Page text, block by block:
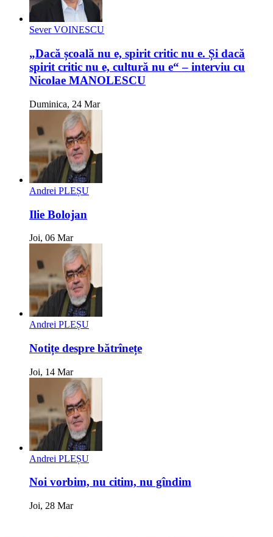
Sever VOINESCU
„Dacă școală nu e, spirit critic nu e. Și dacă
spirit critic nu e, cultură nu e“ – interviu cu
Nicolae MANOLESCU
Duminica, 24 Mar
Andrei PLEȘU
Ilie Bolojan
Joi, 06 Mar
Andrei PLEȘU
Notițe despre bătrînețe
Joi, 14 Mar
Andrei PLEȘU
Noi vorbim, nu citim, nu gîndim
Joi, 28 Mar